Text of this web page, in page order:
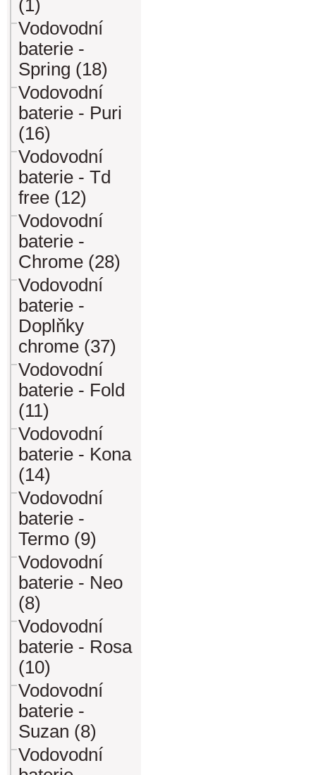
(1)
Vodovodní
baterie -
Spring (18)
Vodovodní
baterie - Puri
(16)
Vodovodní
baterie - Td
free (12)
Vodovodní
baterie -
Chrome (28)
Vodovodní
baterie -
Doplňky
chrome (37)
Vodovodní
baterie - Fold
(11)
Vodovodní
baterie - Kona
(14)
Vodovodní
baterie -
Termo (9)
Vodovodní
baterie - Neo
(8)
Vodovodní
baterie - Rosa
(10)
Vodovodní
baterie -
Suzan (8)
Vodovodní